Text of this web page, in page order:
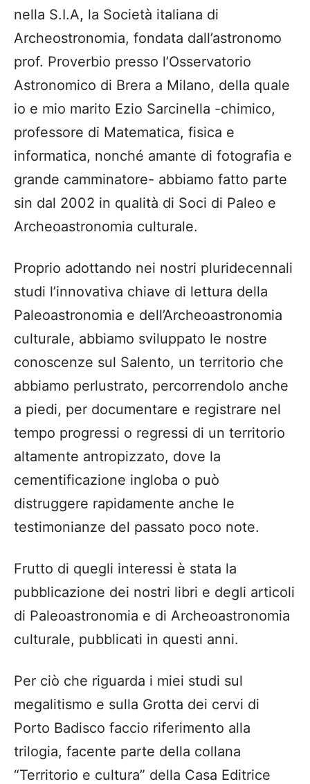
nella S.I.A, la Società italiana di
Archeostronomia, fondata dall’astronomo
prof. Proverbio presso l’Osservatorio
Astronomico di Brera a Milano, della quale
io e mio marito Ezio Sarcinella -chimico,
professore di Matematica, fisica e
informatica, nonché amante di fotografia e
grande camminatore- abbiamo fatto parte
sin dal 2002 in qualità di Soci di Paleo e
Archeoastronomia culturale.
Proprio adottando nei nostri pluridecennali
studi l’innovativa chiave di lettura della
Paleoastronomia e dell’Archeoastronomia
culturale, abbiamo sviluppato le nostre
conoscenze sul Salento, un territorio che
abbiamo perlustrato, percorrendolo anche
a piedi, per documentare e registrare nel
tempo progressi o regressi di un territorio
altamente antropizzato, dove la
cementificazione ingloba o può
distruggere rapidamente anche le
testimonianze del passato poco note.
Frutto di quegli interessi è stata la
pubblicazione dei nostri libri e degli articoli
di Paleoastronomia e di Archeoastronomia
culturale, pubblicati in questi anni.
Per ciò che riguarda i miei studi sul
megalitismo e sulla Grotta dei cervi di
Porto Badisco faccio riferimento alla
trilogia, facente parte della collana
“Territorio e cultura” della Casa Editrice